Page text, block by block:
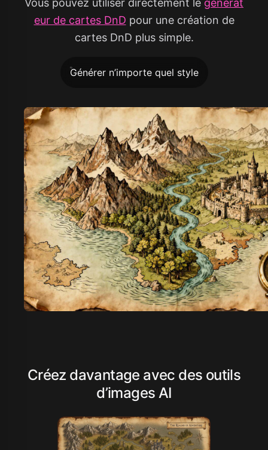
eur de cartes DnD pour une création de
cartes DnD plus simple.
Générer n’importe quel style
Créez davantage avec des outils
d’images AI